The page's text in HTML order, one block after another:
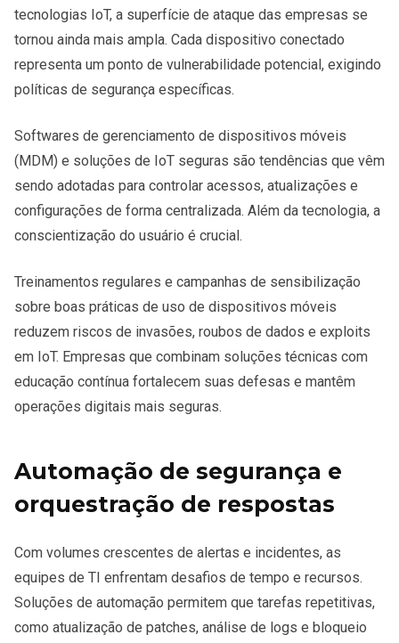
tecnologias IoT, a superfície de ataque das empresas se
tornou ainda mais ampla. Cada dispositivo conectado
representa um ponto de vulnerabilidade potencial, exigindo
políticas de segurança específicas.
Softwares de gerenciamento de dispositivos móveis
(MDM) e soluções de IoT seguras são tendências que vêm
sendo adotadas para controlar acessos, atualizações e
configurações de forma centralizada. Além da tecnologia, a
conscientização do usuário é crucial.
Treinamentos regulares e campanhas de sensibilização
sobre boas práticas de uso de dispositivos móveis
reduzem riscos de invasões, roubos de dados e exploits
em IoT. Empresas que combinam soluções técnicas com
educação contínua fortalecem suas defesas e mantêm
operações digitais mais seguras.
Automação de segurança e
orquestração de respostas
Com volumes crescentes de alertas e incidentes, as
equipes de TI enfrentam desafios de tempo e recursos.
Soluções de automação permitem que tarefas repetitivas,
como atualização de patches, análise de logs e bloqueio